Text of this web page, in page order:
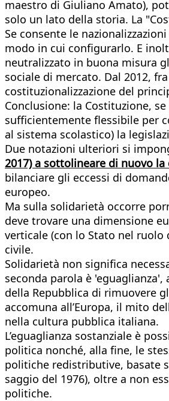
maestro di Giuliano Amato),
solo un lato della storia. La
Se consente le
modo in cui configurarlo. E
neutralizzato in buona misura
sociale di mercato. Dal 2012,
costituzionalizzazione del
Conclusione: la Costituzione,
sufficientemente flessibile per
al sistema scolastico) la
Due notazioni ulteriori si
2017) a sottolineare di nuovo
bilanciare gli eccessi di
europeo.
Ma sulla solidarietà occorre
deve trovare una dimensione
verticale (con lo Stato nel
civile.
Solidarietà non significa
seconda parola è
della Repubblica di rimuovere
accomuna all’Europa, il mito
nella cultura pubblica italiana.
L’eguaglianza sostanziale è
politica nonché, alla fine, le
politiche redistributive, basate
saggio del 1976), oltre a non
politiche.